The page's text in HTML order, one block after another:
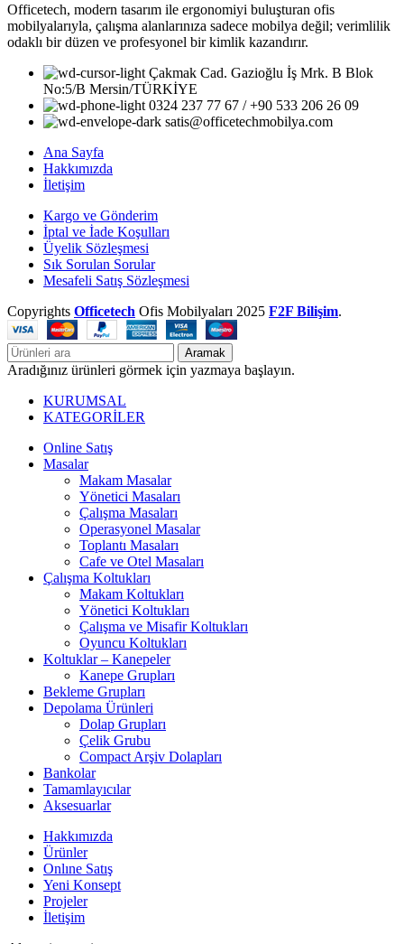
Officetech, modern tasarım ile ergonomiyi buluşturan ofis
mobilyalarıyla, çalışma alanlarınıza sadece mobilya değil; verimlilik
odaklı bir düzen ve profesyonel bir kimlik kazandırır.
Çakmak Cad. Gazioğlu İş Mrk. B Blok
No:5/B Mersin/TÜRKİYE
0324 237 77 67 / +90 533 206 26 09
satis@officetechmobilya.com
Ana Sayfa
Hakkımızda
İletişim
Kargo ve Gönderim
İptal ve İade Koşulları
Üyelik Sözleşmesi
Sık Sorulan Sorular
Mesafeli Satış Sözleşmesi
Copyrights Officetech Ofis Mobilyaları 2025 F2F Bilişim.
Aramak
Aradığınız ürünleri görmek için yazmaya başlayın.
KURUMSAL
KATEGORİLER
Online Satış
Masalar
Makam Masalar
Yönetici Masaları
Çalışma Masaları
Operasyonel Masalar
Toplantı Masaları
Cafe ve Otel Masaları
Çalışma Koltukları
Makam Koltukları
Yönetici Koltukları
Çalışma ve Misafir Koltukları
Oyuncu Koltukları
Koltuklar – Kanepeler
Kanepe Grupları
Bekleme Grupları
Depolama Ürünleri
Dolap Grupları
Çelik Grubu
Compact Arşiv Dolapları
Bankolar
Tamamlayıcılar
Aksesuarlar
Hakkımızda
Ürünler
Onlıne Satış
Yeni Konsept
Projeler
İletişim